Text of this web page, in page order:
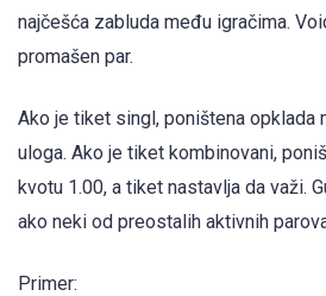
najčešća zabluda među igračima.
promašen par.
Ako je tiket singl, poništena opklada
uloga. Ako je tiket kombinovani,
kvotu 1.00, a tiket nastavlja da važi.
ako neki od preostalih aktivnih
Primer: